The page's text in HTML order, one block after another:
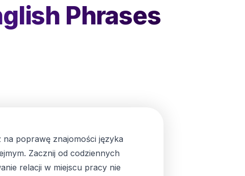
Phrases
poprawę znajomości języka
Zacznij od codziennych
relacji w miejscu pracy nie